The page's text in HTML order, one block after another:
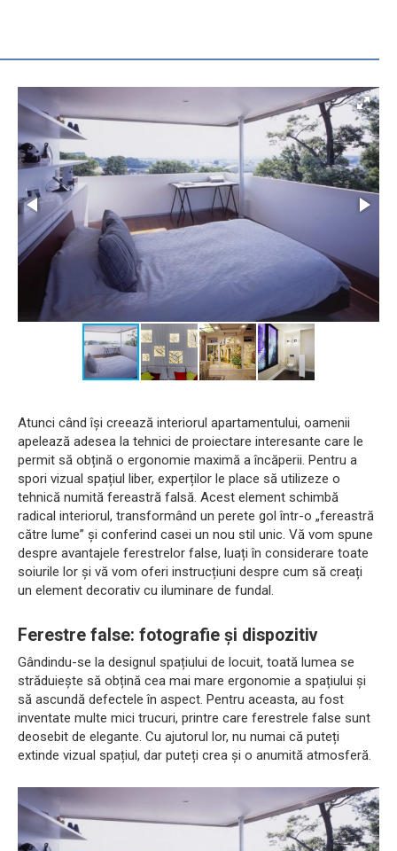
Atunci când își creează interiorul apartamentului, oamenii
apelează adesea la tehnici de proiectare interesante care le
permit să obțină o ergonomie maximă a încăperii. Pentru a
spori vizual spațiul liber, experților le place să utilizeze o
tehnică numită fereastră falsă. Acest element schimbă
radical interiorul, transformând un perete gol într-o „fereastră
către lume” și conferind casei un nou stil unic. Vă vom spune
despre avantajele ferestrelor false, luați în considerare toate
soiurile lor și vă vom oferi instrucțiuni despre cum să creați
un element decorativ cu iluminare de fundal.
Ferestre false: fotografie și dispozitiv
Gândindu-se la designul spațiului de locuit, toată lumea se
străduiește să obțină cea mai mare ergonomie a spațiului și
să ascundă defectele în aspect. Pentru aceasta, au fost
inventate multe mici trucuri, printre care ferestrele false sunt
deosebit de elegante. Cu ajutorul lor, nu numai că puteți
extinde vizual spațiul, dar puteți crea și o anumită atmosferă.